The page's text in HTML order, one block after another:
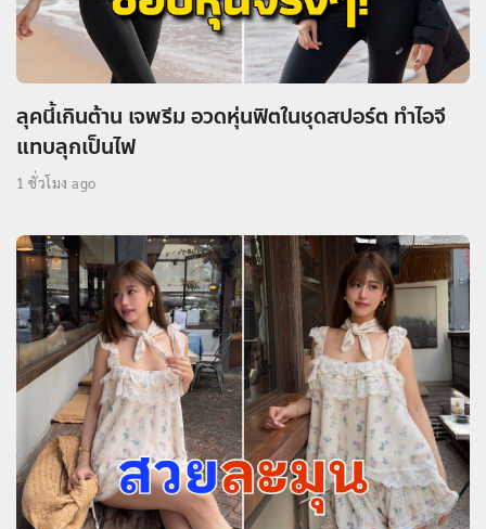
ลุคนี้เกินต้าน เจพรีม อวดหุ่นฟิตในชุดสปอร์ต ทำไอจี
แทบลุกเป็นไฟ
1 ชั่วโมง ago